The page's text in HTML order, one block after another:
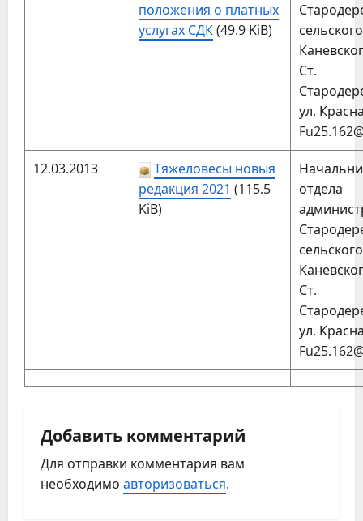
положения о платных
услугах СДК(49.9 KiB)
Ст.
ул.
12.03.2013
Тяжеловесы новыя
редакция 2021 (115.5
KiB)
отдела
Ст.
ул.
Добавить комментарий
Для отправки комментария вам
необходимо авторизоваться.